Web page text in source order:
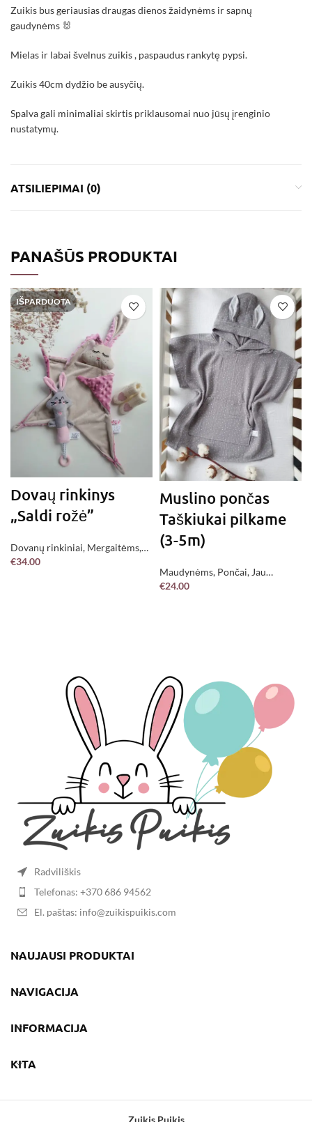
Zuikis bus geriausias draugas dienos žaidynėms ir sapnų
gaudynėms 🐰
Mielas ir labai švelnus zuikis , paspaudus rankytę pypsi.
Zuikis 40cm dydžio be ausyčių.
Spalva gali minimaliai skirtis priklausomai nuo jūsų įrenginio
nustatymų.
ATSILIEPIMAI (0)
PANAŠŪS PRODUKTAI
IŠPARDUOTA
Dovaų rinkinys
„Saldi rožė”
Dovanų rinkiniai, Mergaitėms,
Jau pagaminta !
€34.00
Muslino pončas
Taškiukai pilkame
(3-5m)
Maudynėms, Pončai, Jau
pagaminta !
€24.00
Radviliškis
Telefonas: +370 686 94562
El. paštas: info@zuikispuikis.com
NAUJAUSI PRODUKTAI
NAVIGACIJA
INFORMACIJA
KITA
Zuikis Puikis